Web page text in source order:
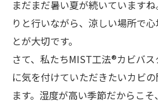
まだまだ暑い夏が続いています
りと行いながら、涼しい場所で
とが大切です。
さて、私たちMIST工法®カビバ
に気を付けていただきたいカビ
ます。湿度が高い季節だからこ